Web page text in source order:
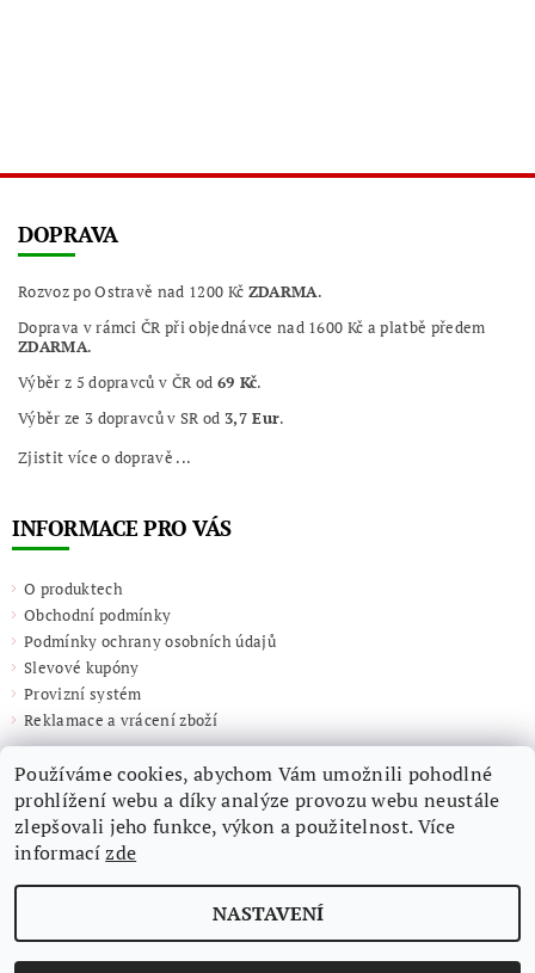
DOPRAVA
Rozvoz po Ostravě nad 1200 Kč ZDARMA.
Doprava v rámci ČR při objednávce nad 1600 Kč a platbě předem
ZDARMA.
Výběr z 5 dopravců v ČR od 69 Kč.
Výběr ze 3 dopravců v SR od 3,7 Eur.
Zjistit více o dopravě ...
INFORMACE PRO VÁS
O produktech
Obchodní podmínky
Podmínky ochrany osobních údajů
Slevové kupóny
Provizní systém
Reklamace a vrácení zboží
Používáme cookies, abychom Vám umožnili pohodlné
prohlížení webu a díky analýze provozu webu neustále
zlepšovali jeho funkce, výkon a použitelnost. Více
informacízde
NASTAVENÍ